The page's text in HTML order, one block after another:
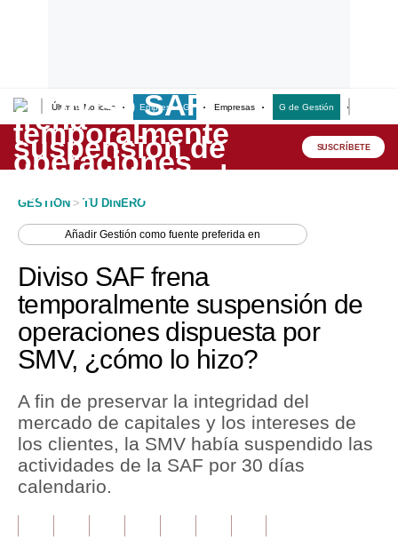
Últimas Noticias Empresas G Empresas G de Gestión
Lo último
Peru Quiosco
Economía
Mercados
Perú
Política
Tu Dinero
Finanzas Personales
Plus G
SUSCRÍBETE
GESTION > TU DINERO
AñadirGestión como fuente preferida en
Diviso SAF frena
temporalmente suspensión de
operaciones dispuesta por
SMV, ¿cómo lo hizo?
A fin de preservar la integridad del
mercado de capitales y los intereses de
los clientes, la SMV había suspendido las
actividades de la SAF por 30 días
calendario.